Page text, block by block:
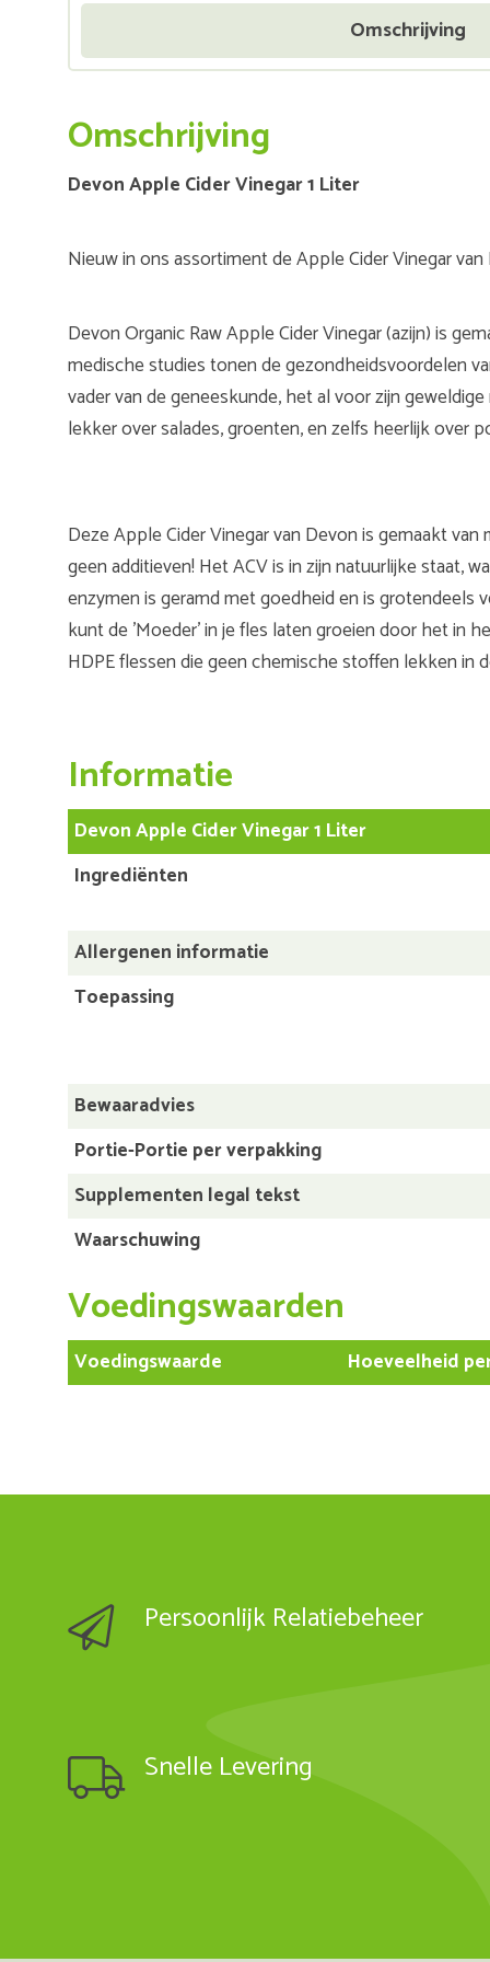
Omschrijving
Omschrijving
Devon Apple Cider Vinegar 1 Liter
Nieuw in ons assortiment de Apple Cider Vinegar van
Devon Organic Raw Apple Cider Vinegar (azijn) is
medische studies tonen de gezondheidsvoordelen
vader van de geneeskunde, het al voor zijn
lekker over salades, groenten, en zelfs heerlijk over
Deze Apple Cider Vinegar van Devon is gemaakt
geen additieven! Het ACV is in zijn natuurlijke staat,
enzymen is geramd met goedheid en is grotendeels
kunt de 'Moeder' in je fles laten groeien door het in
HDPE flessen die geen chemische stoffen lekken in
Informatie
Devon Apple Cider Vinegar 1 Liter
Ingrediënten
Allergenen informatie
Toepassing
Bewaaradvies
Portie-Portie per verpakking
Supplementen legal tekst
Waarschuwing
Voedingswaarden
Voedingswaarde Hoeveelheid
Persoonlijk Relatiebeheer
Snelle Levering